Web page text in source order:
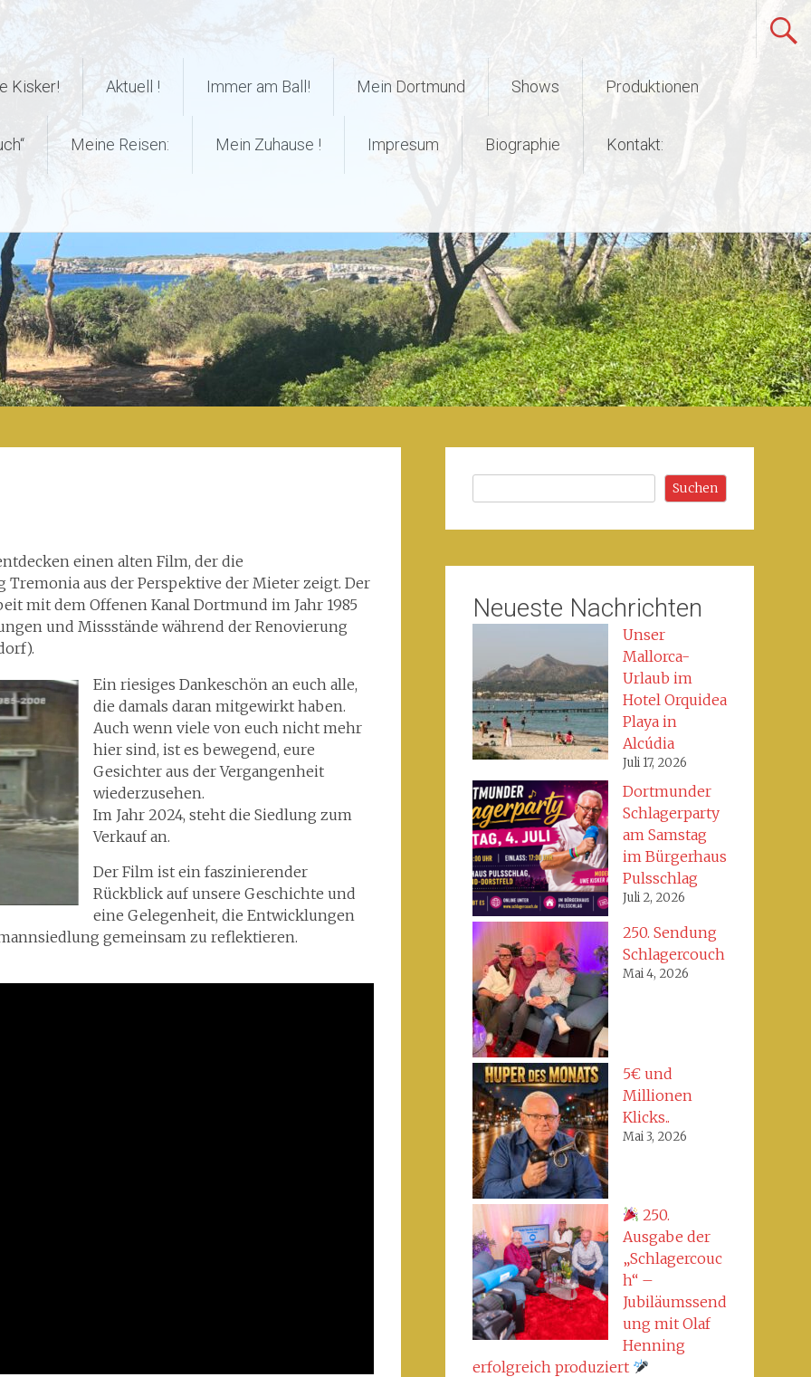
Kisker! Aktuell ! Immer am Ball! Mein Dortmund Shows Produktionen
Meine Reisen: Mein Zuhause ! Impresum Biographie Kontakt:
einen alten Film, der die
aus der Perspektive der Mieter zeigt. Der
mit dem Offenen Kanal Dortmund im Jahr 1985
und Missstände während der Renovierung
Ein riesiges Dankeschön an euch alle,
die damals daran mitgewirkt haben.
Auch wenn viele von euch nicht mehr
hier sind, ist es bewegend, eure
Gesichter aus der Vergangenheit
wiederzusehen.
Im Jahr 2024, steht die Siedlung zum
Verkauf an.
Der Film ist ein faszinierender
Rückblick auf unsere Geschichte und
eine Gelegenheit, die Entwicklungen
gemeinsam zu reflektieren.
Suchen
Neueste Nachrichten
Unser
Mallorca-
Urlaub im
Hotel Orquidea
Playa in
Alcúdia
Juli 17, 2026
Dortmunder
Schlagerparty
am Samstag
im Bürgerhaus
Pulsschlag
Juli 2, 2026
250. Sendung
Schlagercouch
Mai 4, 2026
5€ und
Millionen
Klicks..
Mai 3, 2026
250.
Ausgabe der
„Schlagercouc
h“ –
Jubiläumssend
ung mit Olaf
Henning
erfolgreich produziert